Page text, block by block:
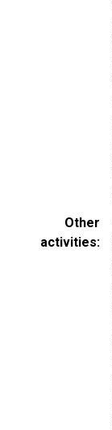
Other
activities